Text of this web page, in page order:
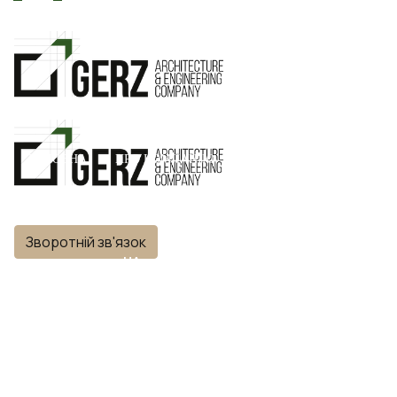
ГОЛОВНА ПРО КОМПАНІЮ
КОНТАКТИ UA
Зворотній зв'язок